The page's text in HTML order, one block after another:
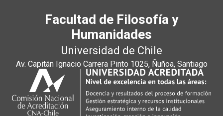
Facultad de Filosofía y
Humanidades
Universidad de Chile
Av. Capitán Ignacio Carrera Pinto 1025, Ñuñoa, Santiago